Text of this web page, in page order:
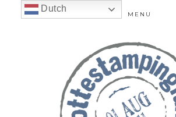
MENU
Dutch